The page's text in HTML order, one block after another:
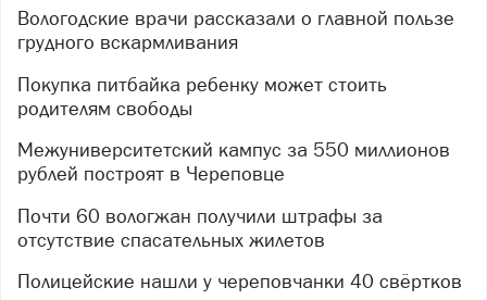
Вологодские врачи рассказали о главной пользе
грудного вскармливания
Покупка питбайка ребенку может стоить
родителям свободы
Межуниверситетский кампус за 550 миллионов
рублей построят в Череповце
Почти 60 вологжан получили штрафы за
отсутствие спасательных жилетов
Полицейские нашли у череповчанки 40 свёртков